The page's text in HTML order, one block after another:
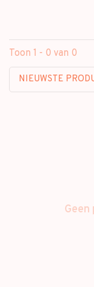
Toon 1 - 0 van 0
NIEUWSTE